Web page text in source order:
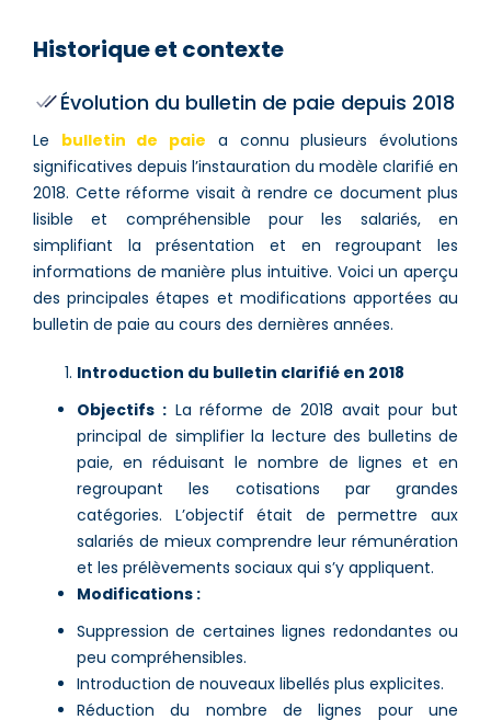
Historique et contexte
Évolution du bulletin de paie depuis 2018
Le bulletin de paie a connu plusieurs évolutions
significatives depuis l’instauration du modèle clarifié en
2018. Cette réforme visait à rendre ce document plus
lisible et compréhensible pour les salariés, en
simplifiant la présentation et en regroupant les
informations de manière plus intuitive. Voici un aperçu
des principales étapes et modifications apportées au
bulletin de paie au cours des dernières années.
Introduction du bulletin clarifié en 2018
Objectifs :La réforme de 2018 avait pour but
principal de simplifier la lecture des bulletins de
paie, en réduisant le nombre de lignes et en
regroupant les cotisations par grandes
catégories. L’objectif était de permettre aux
salariés de mieux comprendre leur rémunération
et les prélèvements sociaux qui s’y appliquent.
Modifications :
Suppression de certaines lignes redondantes ou
peu compréhensibles.
Introduction de nouveaux libellés plus explicites.
Réduction du nombre de lignes pour une